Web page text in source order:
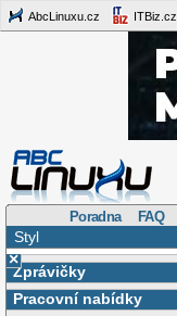
AbcLinuxu.cz ITBiz.cz
Poradna FAQ
Styl
×
Zprávičky
Pracovní nabídky